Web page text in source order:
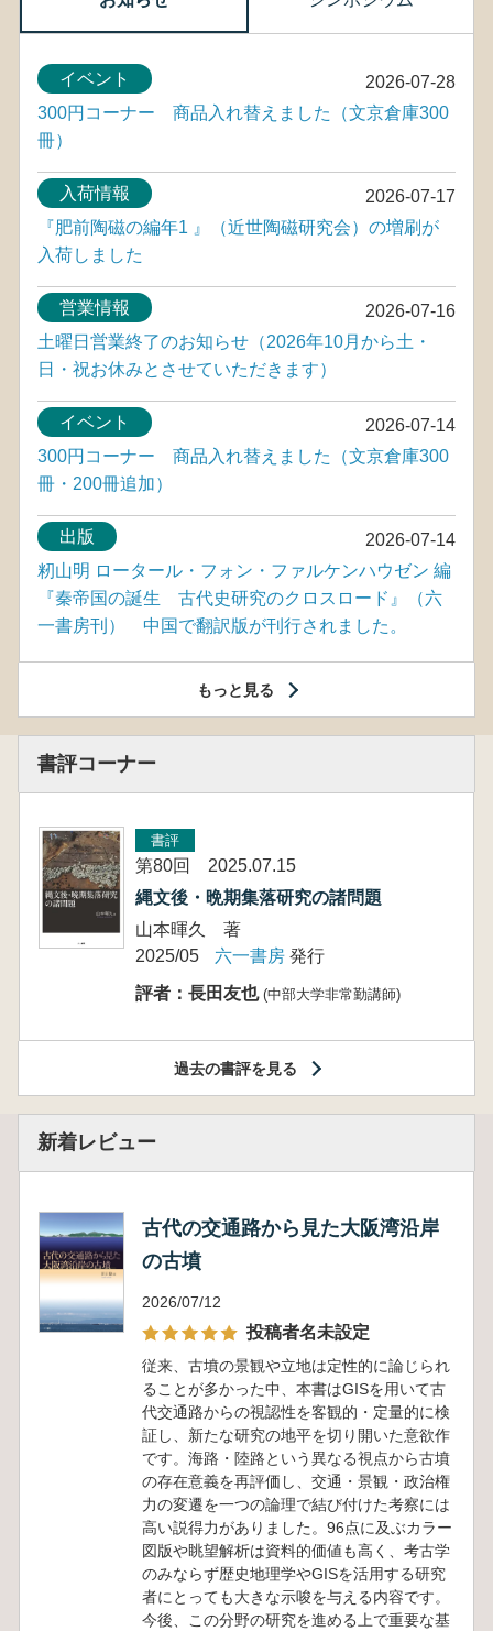
2026-07-28
イベント
300円コーナー 商品入れ替えました（文京倉庫300
冊）
2026-07-17
入荷情報
『肥前陶磁の編年1 』（近世陶磁研究会）の増刷が
入荷しました
2026-07-16
営業情報
土曜日営業終了のお知らせ（2026年10月から土・
日・祝お休みとさせていただきます）
2026-07-14
イベント
300円コーナー 商品入れ替えました（文京倉庫300
冊・200冊追加）
2026-07-14
出版
籾山明 ロータール・フォン・ファルケンハウゼン 編
『秦帝国の誕生 古代史研究のクロスロード』（六
一書房刊） 中国で翻訳版が刊行されました。
もっと見る
書評コーナー
書評
第80回 2025.07.15
縄文後・晩期集落研究の諸問題
山本暉久 著
2025/05
六一書房 発行
評者：長田友也 (中部大学非常勤講師)
過去の書評を見る
新着レビュー
古代の交通路から見た大阪湾沿岸
の古墳
2026/07/12
投稿者名未設定
従来、古墳の景観や立地は定性的に論じられ
ることが多かった中、本書はGISを用いて古
代交通路からの視認性を客観的・定量的に検
証し、新たな研究の地平を切り開いた意欲作
です。海路・陸路という異なる視点から古墳
の存在意義を再評価し、交通・景観・政治権
力の変遷を一つの論理で結び付けた考察には
高い説得力がありました。96点に及ぶカラー
図版や眺望解析は資料的価値も高く、考古学
のみならず歴史地理学やGISを活用する研究
者にとっても大きな示唆を与える内容です。
今後、この分野の研究を進める上で重要な基